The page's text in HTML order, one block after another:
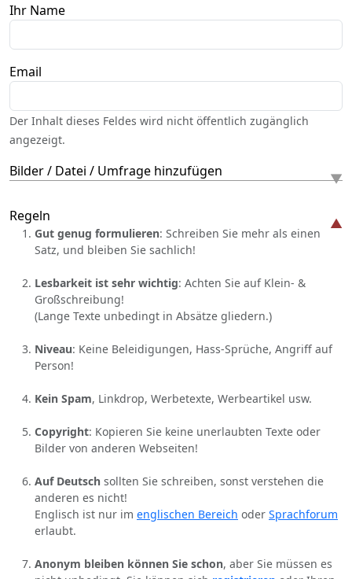
Ihr Name
Email
Der Inhalt dieses Feldes wird nicht öffentlich zugänglich
angezeigt.
Bilder / Datei / Umfrage hinzufügen
Regeln
Gut genug formulieren: Schreiben Sie mehr als einen
Satz, und bleiben Sie sachlich!
Lesbarkeit ist sehr wichtig: Achten Sie auf Klein- &
Großschreibung!
(Lange Texte unbedingt in Absätze gliedern.)
Niveau: Keine Beleidigungen, Hass-Sprüche, Angriff auf
Person!
Kein Spam, Linkdrop, Werbetexte, Werbeartikel usw.
Copyright: Kopieren Sie keine unerlaubten Texte oder
Bilder von anderen Webseiten!
Auf Deutsch sollten Sie schreiben, sonst verstehen die
anderen es nicht!
Englisch ist nur im englischen Bereich oder Sprachforum
erlaubt.
Anonym bleiben können Sie schon, aber Sie müssen es